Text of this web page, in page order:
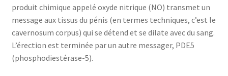
produit chimique appelé oxyde nitrique (NO) transmet un
message aux tissus du pénis (en termes techniques, c’est le
cavernosum corpus) qui se détend et se dilate avec du sang.
L’érection est terminée par un autre messager, PDE5
(phosphodiestérase-5).